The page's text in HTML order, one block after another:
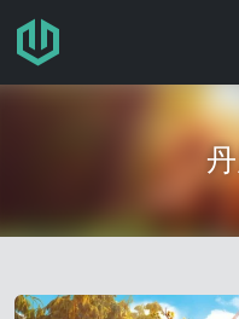
跳转至主要内容